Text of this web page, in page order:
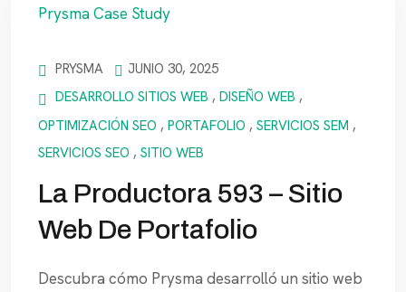
PRYSMA
JUNIO 30, 2025
DESARROLLO SITIOS WEB , DISEÑO WEB ,
OPTIMIZACIÓN SEO , PORTAFOLIO , SERVICIOS SEM ,
SERVICIOS SEO , SITIO WEB
La Productora 593 – Sitio
Web De Portafolio
Descubra cómo Prysma desarrolló un sitio web